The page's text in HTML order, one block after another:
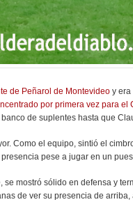
de Peñarol de Montevideo y era
por primera vez para el
de suplentes hasta que
Como el equipo, sintió el
pese a jugar en un
se mostró sólido en defensa y
de ver su presencia de